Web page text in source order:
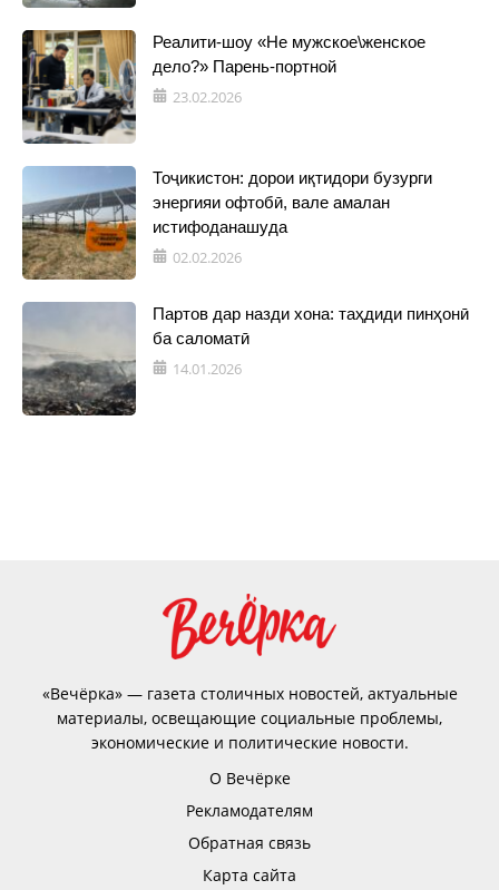
Реалити-шоу «Не мужское\женское
дело?» Парень-портной
23.02.2026
Тоҷикистон: дорои иқтидори бузурги
энергияи офтобӣ, вале амалан
истифоданашуда
02.02.2026
Партов дар назди хона: таҳдиди пинҳонӣ
ба саломатӣ
14.01.2026
«Вечёрка» — газета столичных новостей, актуальные
материалы, освещающие социальные проблемы,
экономические и политические новости.
О Вечёрке
Рекламодателям
Обратная связь
Карта сайта